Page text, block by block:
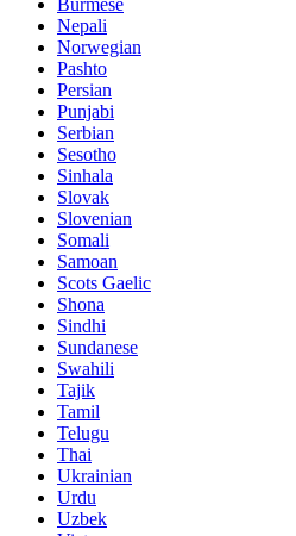
Nepali
Norwegian
Pashto
Persian
Punjabi
Serbian
Sesotho
Sinhala
Slovak
Slovenian
Somali
Samoan
Scots Gaelic
Shona
Sindhi
Sundanese
Swahili
Tajik
Tamil
Telugu
Thai
Ukrainian
Urdu
Uzbek